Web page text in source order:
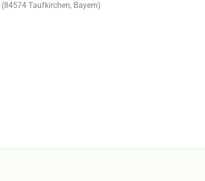
84574 Taufkirchen, Bayern)